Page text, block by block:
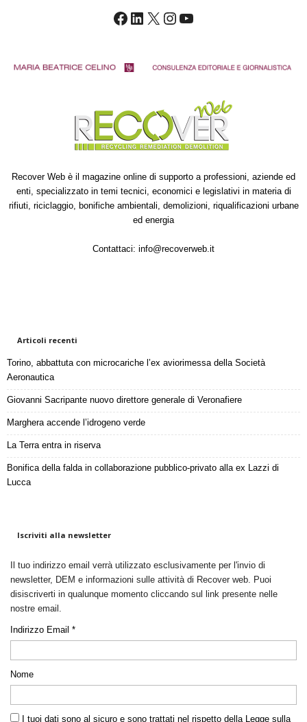
Facebook LinkedIn X Instagram YouTube
Recover Web è il magazine online di supporto a professioni, aziende ed
enti, specializzato in temi tecnici, economici e legislativi in materia di
rifiuti, riciclaggio, bonifiche ambientali, demolizioni, riqualificazioni urbane
ed energia
Contattaci: info@recoverweb.it
Articoli recenti
Torino, abbattuta con microcariche l’ex aviorimessa della Società
Aeronautica
Giovanni Sacripante nuovo direttore generale di Veronafiere
Marghera accende l’idrogeno verde
La Terra entra in riserva
Bonifica della falda in collaborazione pubblico-privato alla ex Lazzi di
Lucca
Iscriviti alla newsletter
Il tuo indirizzo email verrà utilizzato esclusivamente per l'invio di
newsletter, DEM e informazioni sulle attività di Recover web. Puoi
disiscriverti in qualunque momento cliccando sul link presente nelle
nostre email.
Indirizzo Email *
Nome
I tuoi dati sono al sicuro e sono trattati nel rispetto della Legge sulla